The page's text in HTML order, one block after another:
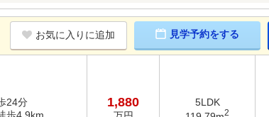
お気に入りに追加 見学予約をする
24分
1,880
5LDK
2